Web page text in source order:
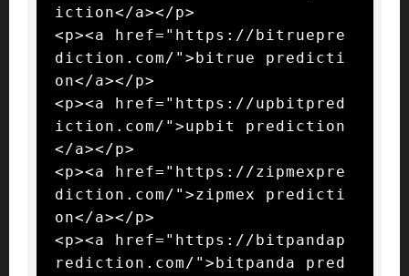
iction</a></p>
<p><a href="https://bitruepre
diction.com/">bitrue predicti
on</a></p>
<p><a href="https://upbitpred
iction.com/">upbit prediction
</a></p>
<p><a href="https://zipmexpre
diction.com/">zipmex predicti
on</a></p>
<p><a href="https://bitpandap
rediction.com/">bitpanda pred